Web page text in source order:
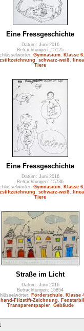
Eine Fressgeschichte
Datum: Juni 2016
Betrachtungen: 15125
Gymnasium, Klasse 6,
schwarz-weiß,
Tiere
Eine Fressgeschichte
Datum: Juni 2016
Betrachtungen: 15736
Gymnasium, Klasse 6,
schwarz-weiß,
Tiere
Straße im Licht
Datum: Juni 2016
Betrachtungen: 15854
Förderschule,
Klasse
Filzstift-Zeichnung
Transparentpapier, Gebäude